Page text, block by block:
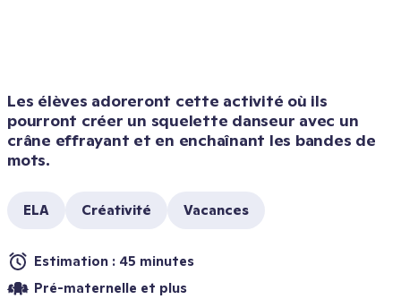
Les élèves adoreront cette activité où ils
pourront créer un squelette danseur avec un
crâne effrayant et en enchaînant les bandes de
mots.
ELA Créativité Vacances
Estimation : 45 minutes
Pré-maternelle et plus